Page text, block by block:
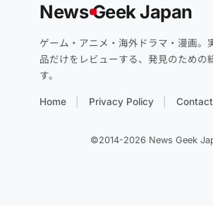
NewsGeek Japan
ゲーム・アニメ・海外ドラマ・漫画。
品だけをレビューする、発見のための
す。
Home Privacy Policy Contact
©2014-2026 News Geek